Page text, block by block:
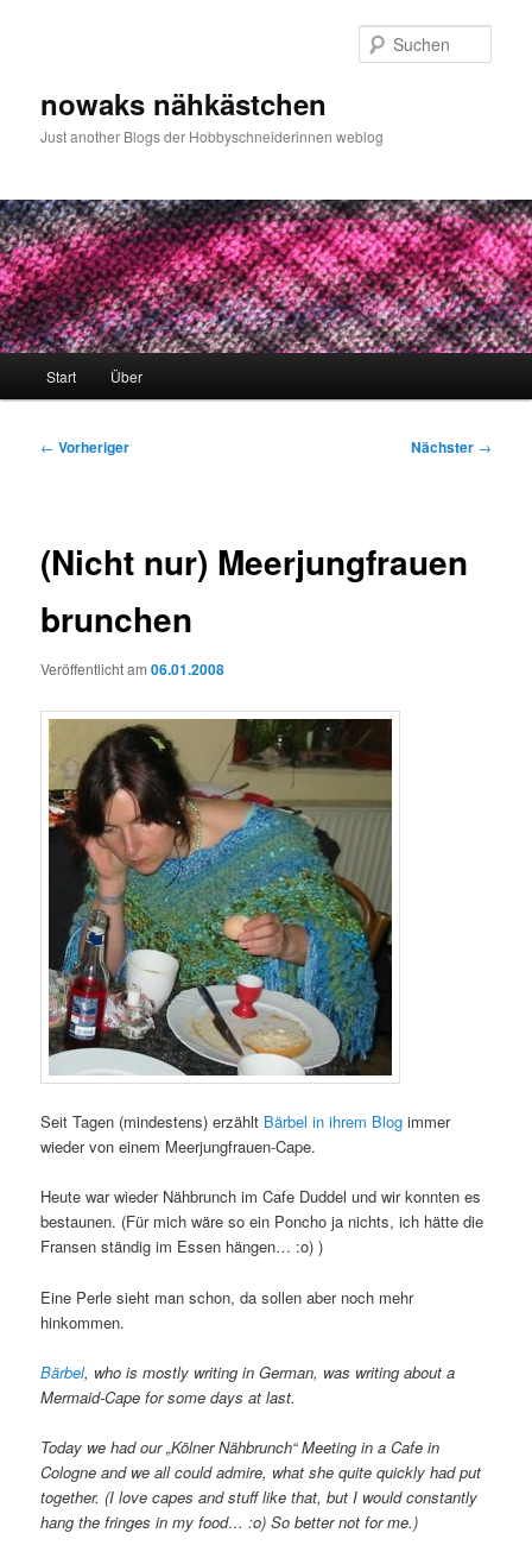
nowaks nähkästchen
Just another Blogs der Hobbyschneiderinnen weblog
Start Über
Beitragsnavigation
← Vorheriger Nächster →
(Nicht nur) Meerjungfrauen
brunchen
Veröffentlicht am06.01.2008
Seit Tagen (mindestens) erzählt Bärbel in ihrem Blog immer
wieder von einem Meerjungfrauen-Cape.
Heute war wieder Nähbrunch im Cafe Duddel und wir konnten es
bestaunen. (Für mich wäre so ein Poncho ja nichts, ich hätte die
Fransen ständig im Essen hängen… :o) )
Eine Perle sieht man schon, da sollen aber noch mehr
hinkommen.
Bärbel, who is mostly writing in German, was writing about a
Mermaid-Cape for some days at last.
Today we had our „Kölner Nähbrunch“ Meeting in a Cafe in
Cologne and we all could admire, what she quite quickly had put
together. (I love capes and stuff like that, but I would constantly
hang the fringes in my food… :o) So better not for me.)